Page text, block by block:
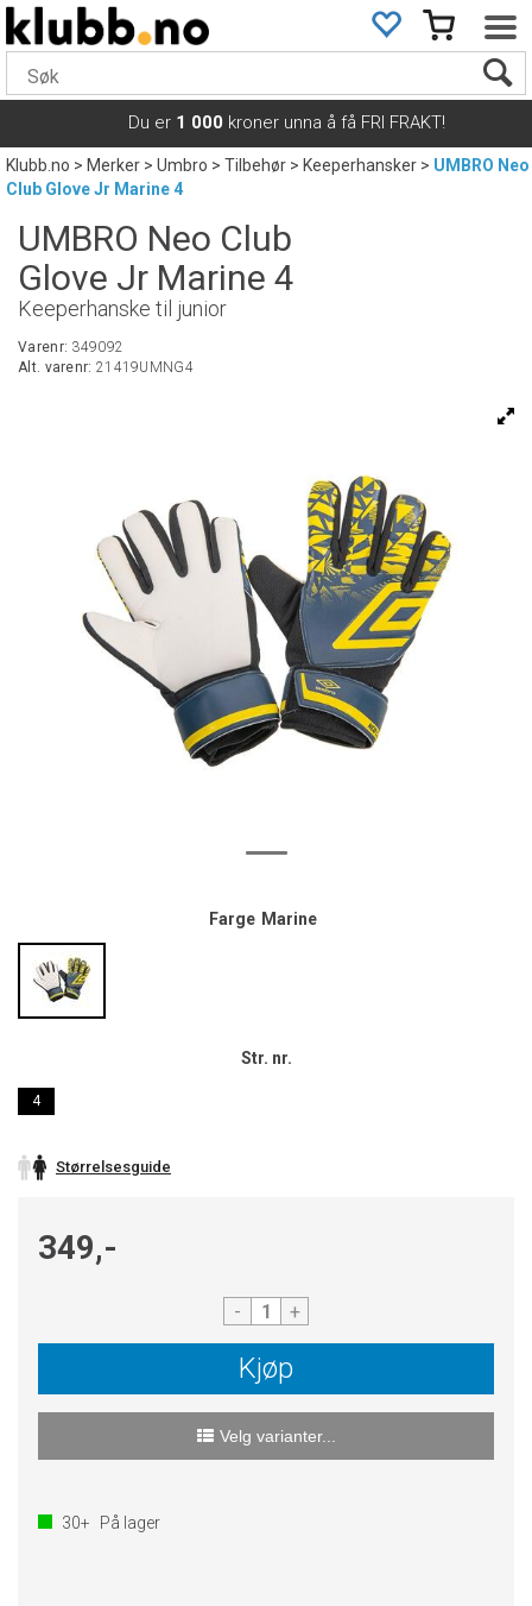
Du er 1 000 kroner unna å få FRI FRAKT!
Klubb.no>Merker>Umbro>Tilbehør>Keeperhansker>UMBRO Neo
Club Glove Jr Marine 4
UMBRO Neo Club
Glove Jr Marine 4
Keeperhanske til junior
Varenr: 349092
Alt. varenr: 21419UMNG4
Farge Marine
Str. nr.
4
Størrelsesguide
349,-
- +
Kjøp
Velg varianter...
30+ På lager